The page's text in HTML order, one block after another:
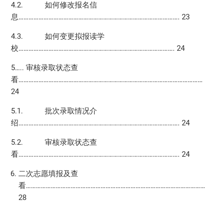
4.2. 如何修改报名信
息……………………………………………………………………………………. 23
4.3. 如何变更拟报读学
校…………………………………………………………………………………. 24
5….. 审核录取状态查
看…………………………………………………………………………………………………
24
5.1. 批次录取情况介
绍……………………………………………………………………………………. 24
5.2. 审核录取状态查
看……………………………………………………………………………………. 24
二次志愿填报及查
看………………………………………………………………………………………………
28